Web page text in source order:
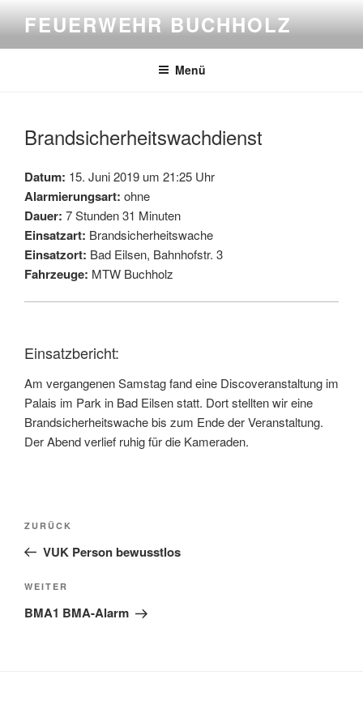
springen
FEUERWEHR BUCHHOLZ
Menü
Brandsicherheitswachdienst
Datum: 15. Juni 2019 um 21:25 Uhr
Alarmierungsart: ohne
Dauer: 7 Stunden 31 Minuten
Einsatzart: Brandsicherheitswache
Einsatzort: Bad Eilsen, Bahnhofstr. 3
Fahrzeuge: MTW Buchholz
Einsatzbericht:
Am vergangenen Samstag fand eine Discoveranstaltung im
Palais im Park in Bad Eilsen statt. Dort stellten wir eine
Brandsicherheitswache bis zum Ende der Veranstaltung.
Der Abend verlief ruhig für die Kameraden.
Beitragsnavigation
Vorheriger
Beitrag
ZURÜCK
VUK Person bewusstlos
Nächster
Beitrag
WEITER
BMA1 BMA-Alarm